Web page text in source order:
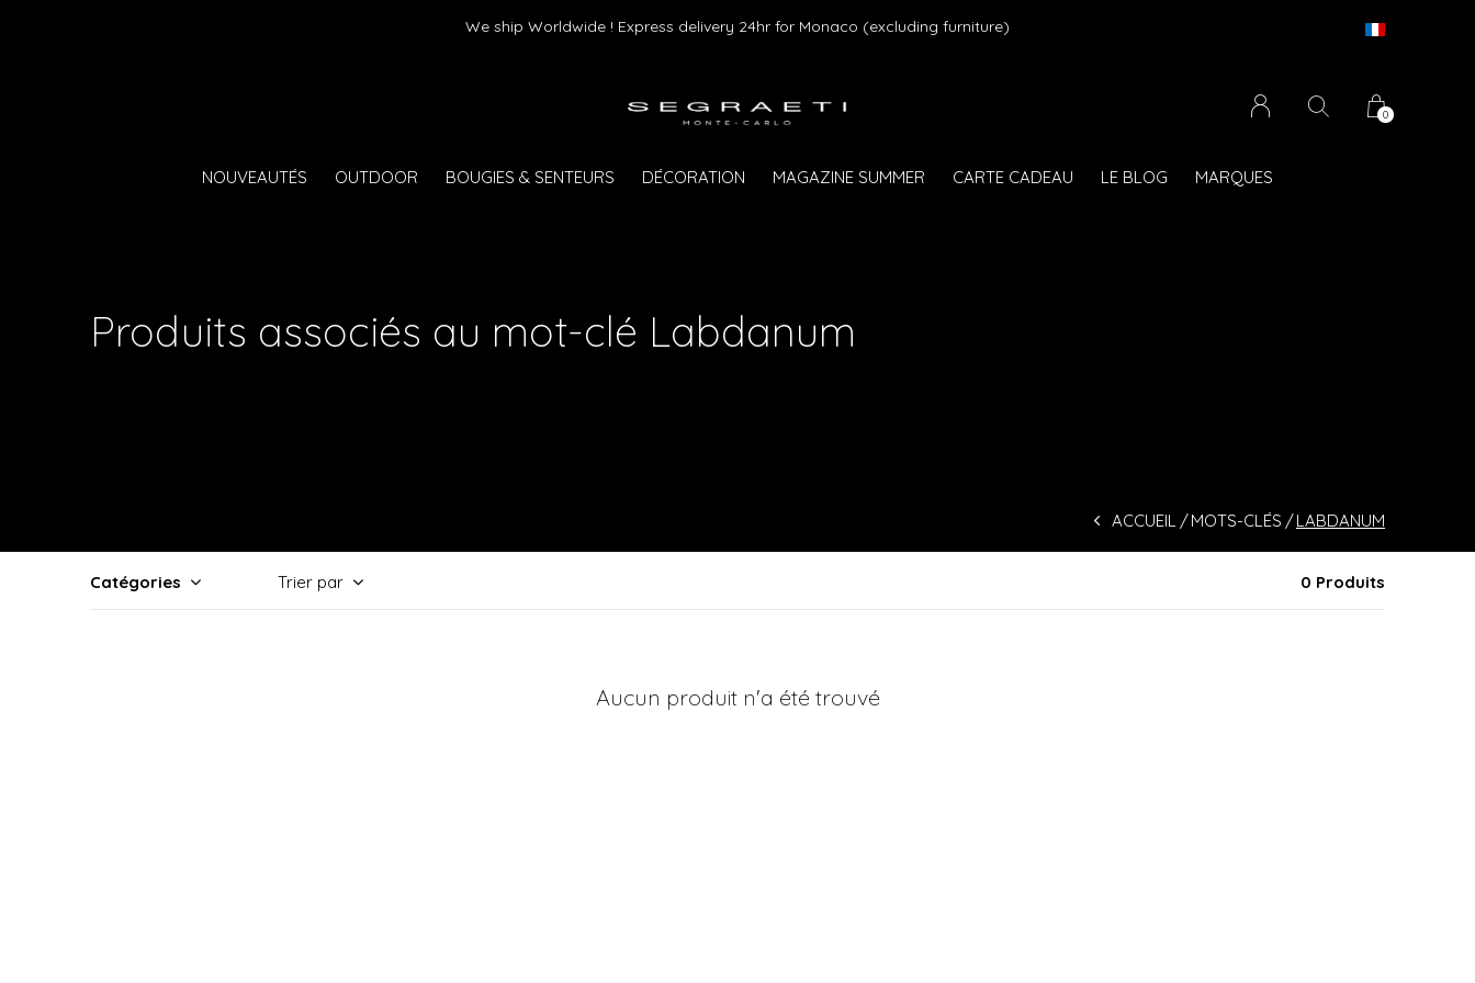
NOUVEAUTÉS OUTDOOR BOUGIES & SENTEURS DÉCORATION MAGAZINE SUMMER CARTE CADEAU LE BLOG MARQUES
0
Livraison gratuite dès 75 € d'achat en France Métropolitaine et Monaco (hors mobilier)
Produits associés au mot-clé Labdanum
ACCUEIL MOTS-CLÉS LABDANUM
Catégories Trier par 0 Produits
Aucun produit n'a été trouvé